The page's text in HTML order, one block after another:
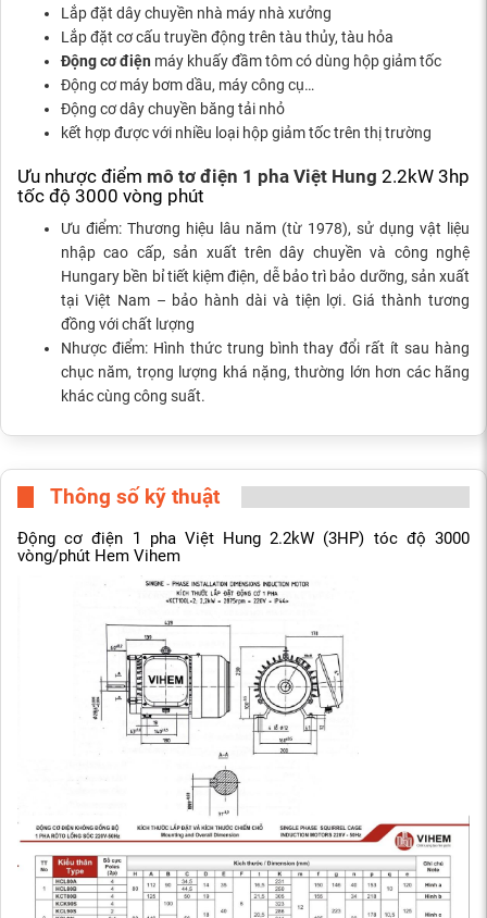
Lắp đặt dây chuyền nhà máy nhà xưởng
Lắp đặt cơ cấu truyền động trên tàu thủy, tàu hỏa
Động cơ điện máy khuấy đầm tôm có dùng hộp giảm tốc
Động cơ máy bơm dầu, máy công cụ…
Động cơ dây chuyền băng tải nhỏ
kết hợp được với nhiều loại hộp giảm tốc trên thị trường
Ưu nhược điểm mô tơ điện 1 pha Việt Hung 2.2kW 3hp
tốc độ 3000 vòng phút
Ưu điểm: Thương hiệu lâu năm (từ 1978), sử dụng vật liệu
nhập cao cấp, sản xuất trên dây chuyền và công nghệ
Hungary bền bỉ tiết kiệm điện, dễ bảo trì bảo dưỡng, sản xuất
tại Việt Nam – bảo hành dài và tiện lợi. Giá thành tương
đồng với chất lượng
Nhược điểm: Hình thức trung bình thay đổi rất ít sau hàng
chục năm, trọng lượng khá nặng, thường lớn hơn các hãng
khác cùng công suất.
Thông số kỹ thuật
Động cơ điện 1 pha Việt Hung 2.2kW (3HP) tóc độ 3000
vòng/phút Hem Vihem